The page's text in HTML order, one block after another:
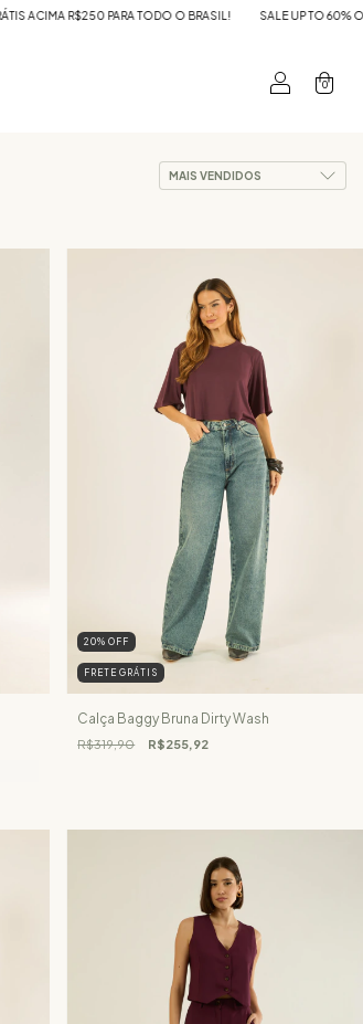
SALE UP TO 60% OFF FRETE GRÁTIS ACIMA R$250
0
20%OFF
FRETE GRÁTIS
Calça Baggy Bruna Dirty Wash
R$319,90 R$255,92